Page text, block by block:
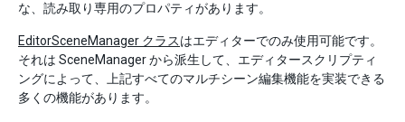
な、読み取り専用のプロパティがあります。
EditorSceneManager クラスはエディターでのみ使用可能です。
それは SceneManager から派生して、エディタースクリプティ
ングによって、上記すべてのマルチシーン編集機能を実装できる
多くの機能があります。